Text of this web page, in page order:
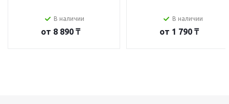
В наличии
от 8 890 ₸
В наличии
от 1 790 ₸